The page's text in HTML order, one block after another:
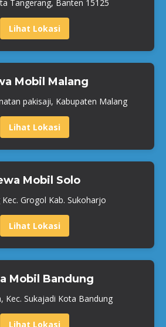
Tangerang, Banten 15125
Lihat Lokasi
Mobil Malang
pakisaji, Kabupaten Malang
Lihat Lokasi
Mobil Solo
Kec. Grogol Kab. Sukoharjo
Lihat Lokasi
Mobil Bandung
Kec. Sukajadi Kota Bandung
Lihat Lokasi